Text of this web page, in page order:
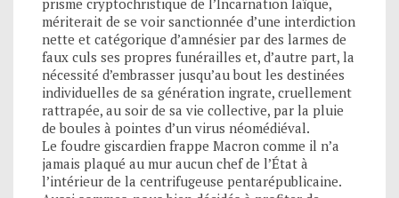
mériterait de se voir sanctionnée d’une interdiction
nette et catégorique d’amnésier par des larmes de
faux culs ses propres funérailles et, d’autre part, la
nécessité d’embrasser jusqu’au bout les destinées
individuelles de sa génération ingrate, cruellement
rattrapée, au soir de sa vie collective, par la pluie
de boules à pointes d’un virus néomédiéval.
Le foudre giscardien frappe Macron comme il n’a
jamais plaqué au mur aucun chef de l’État à
l’intérieur de la centrifugeuse pentarépublicaine.